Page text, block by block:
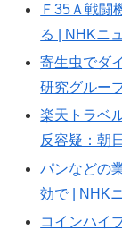
Ｆ35Ａ戦闘
る | NHKニ
寄生虫でダ
研究グルー
楽天トラベ
反容疑：朝
パンなどの
効で | NHK
コインハイ